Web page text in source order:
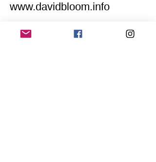
www.davidbloom.info